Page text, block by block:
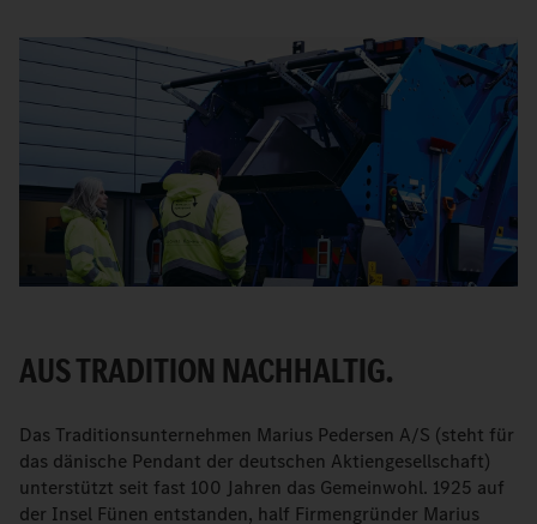
AUS TRADITION NACHHALTIG.
Das Traditionsunternehmen Marius Pedersen A/S (steht für
das dänische Pendant der deutschen Aktiengesellschaft)
unterstützt seit fast 100 Jahren das Gemeinwohl. 1925 auf
der Insel Fünen entstanden, half Firmengründer Marius